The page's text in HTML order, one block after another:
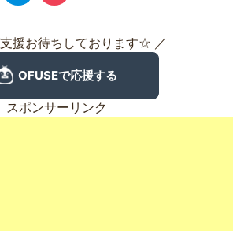
援お待ちしております☆ ／
スポンサーリンク